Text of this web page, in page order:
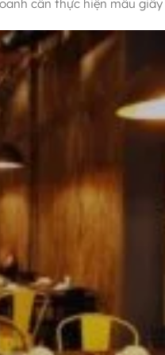
cần thực hiện mẫu